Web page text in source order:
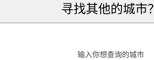
寻找其他的城市？
输入你想查询的城市